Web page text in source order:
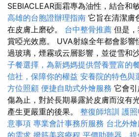
SEBIACLEAR面霜專為油性，結合和
高雄的台胞證辦理指南 它旨在清潔膚
在皮膚上磨砂。 台中整骨推薦 但是
賞啞光效應。 UVA射線全年都會影響
過玻璃，煙霧或云層影響，並從雪和
子餐選擇，為新媽媽提供營養豐富的
信社，保障你的權益 安養院的特色與
方位照顧 便捷自助式外燴服務 它會
傷為止，對於長期暴露於皮膚而沒有
產生更嚴重的後果。 整復師培訓 護
意事項 專業會計事務所服務 台北外
的需求 撥筋美容療程 平價助聽器，